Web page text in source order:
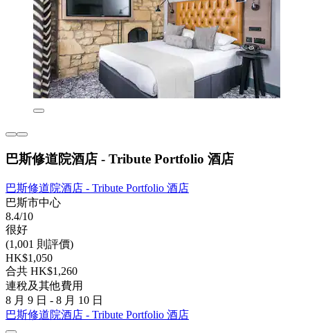
巴斯修道院酒店 - Tribute Portfolio 酒店
巴斯修道院酒店 - Tribute Portfolio 酒店
巴斯市中心
8.4/10
很好
(1,001 則評價)
HK$1,050
合共 HK$1,260
連稅及其他費用
8 月 9 日 - 8 月 10 日
巴斯修道院酒店 - Tribute Portfolio 酒店